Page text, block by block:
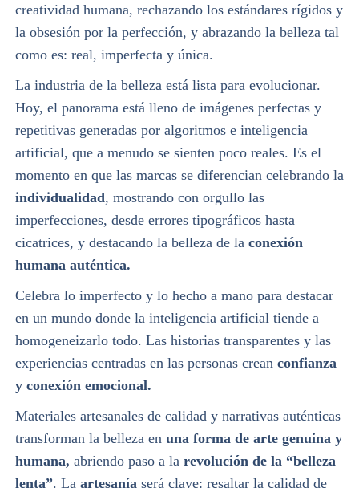
creatividad humana, rechazando los estándares rígidos y
la obsesión por la perfección, y abrazando la belleza tal
como es: real, imperfecta y única.
La industria de la belleza está lista para evolucionar.
Hoy, el panorama está lleno de imágenes perfectas y
repetitivas generadas por algoritmos e inteligencia
artificial, que a menudo se sienten poco reales. Es el
momento en que las marcas se diferencian celebrando la
individualidad, mostrando con orgullo las
imperfecciones, desde errores tipográficos hasta
cicatrices, y destacando la belleza de la conexión
humana auténtica.
Celebra lo imperfecto y lo hecho a mano para destacar
en un mundo donde la inteligencia artificial tiende a
homogeneizarlo todo. Las historias transparentes y las
experiencias centradas en las personas crean confianza
y conexión emocional.
Materiales artesanales de calidad y narrativas auténticas
transforman la belleza en una forma de arte genuina y
humana, abriendo paso a la revolución de la “belleza
lenta”. La artesanía será clave: resaltar la calidad de